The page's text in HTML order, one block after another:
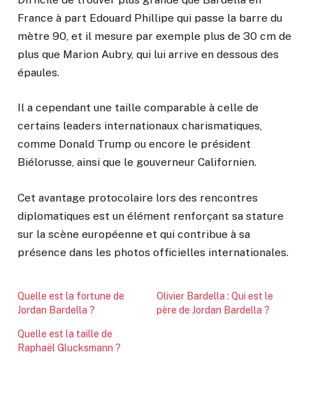
France à part Edouard Phillipe qui passe la barre du
mètre 90, et il mesure par exemple plus de 30 cm de
plus que Marion Aubry, qui lui arrive en dessous des
épaules.
Il a cependant une taille comparable à celle de
certains leaders internationaux charismatiques,
comme Donald Trump ou encore le président
Biélorusse, ainsi que le gouverneur Californien.
Cet avantage protocolaire lors des rencontres
diplomatiques est un élément renforçant sa stature
sur la scène européenne et qui contribue à sa
présence dans les photos officielles internationales.
Quelle est la fortune de
Jordan Bardella ?
Olivier Bardella : Qui est le
père de Jordan Bardella ?
Quelle est la taille de
Raphaël Glucksmann ?